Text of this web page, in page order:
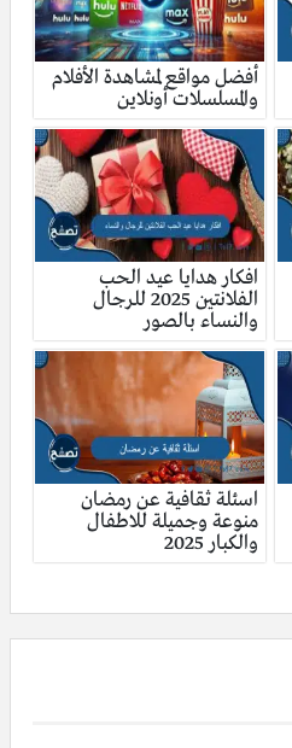
أفضل مواقع لمشاهدة الأفلام
والمسلسلات أونلاين
افكار هدايا عيد الحب
الفلانتين 2025 للرجال
والنساء بالصور
اسئلة ثقافية عن رمضان
منوعة وجميلة للاطفال
والكبار 2025